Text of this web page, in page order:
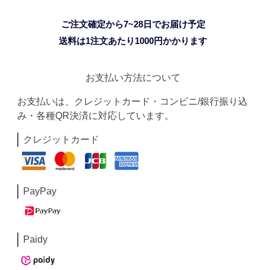
ご注文確定から7~28日でお届け予定
送料は1注文あたり 1000円かかります
お支払い方法について
お支払いは、クレジットカード・コンビニ/銀行振り込
み・各種QR決済に対応しています。
クレジットカード
PayPay
Paidy